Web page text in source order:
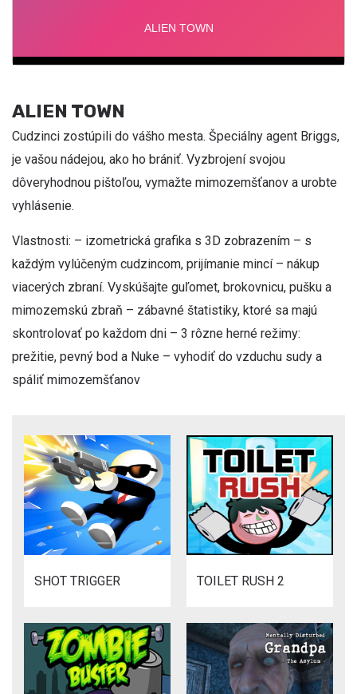
ALIEN TOWN
Cudzinci zostúpili do vášho mesta. Špeciálny agent Briggs,
je vašou nádejou, ako ho brániť. Vyzbrojení svojou
dôveryhodnou pištoľou, vymažte mimozemšťanov a urobte
vyhlásenie.
Vlastnosti: – izometrická grafika s 3D zobrazením – s
každým vylúčeným cudzincom, prijímanie mincí – nákup
viacerých zbraní. Vyskúšajte guľomet, brokovnicu, pušku a
mimozemskú zbraň – zábavné štatistiky, ktoré sa majú
skontrolovať po každom dni – 3 rôzne herné režimy:
prežitie, pevný bod a Nuke – vyhodiť do vzduchu sudy a
spáliť mimozemšťanov
SHOT TRIGGER TOILET RUSH 2